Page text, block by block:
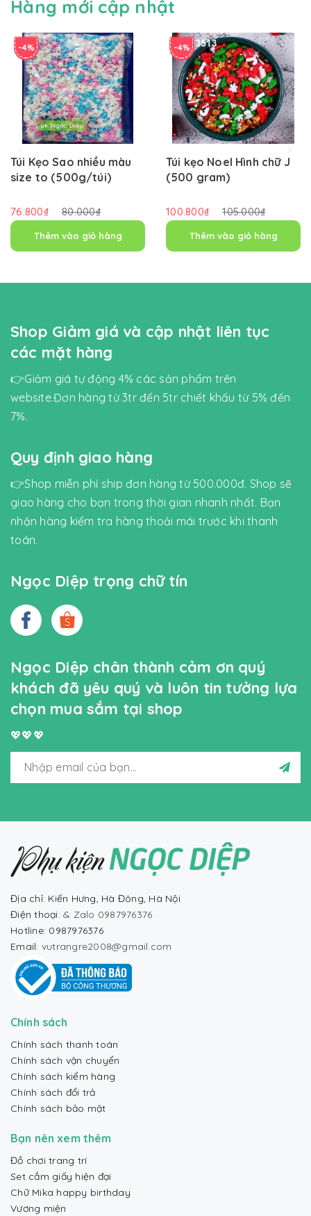
Hàng mới cập nhật
-4%
Túi Kẹo Sao nhiều màu
size to (500g/túi)
76.800₫ 80.000₫
Thêm vào giỏ hàng
-4%
Túi kẹo Noel Hình chữ J
(500 gram)
100.800₫ 105.000₫
Thêm vào giỏ hàng
Shop Giảm giá và cập nhật liên tục
các mặt hàng
👉Giảm giá tự động 4% các sản phẩm trên
website.Đơn hàng từ 3tr đến 5tr chiết khấu từ 5% đến
7%.
Quy định giao hàng
👉Shop miễn phí ship đơn hàng từ 500.000đ. Shop sẽ
giao hàng cho bạn trong thời gian nhanh nhất. Bạn
nhận hàng kiểm tra hàng thoải mái trước khi thanh
toán.
Ngọc Diệp trọng chữ tín
Ngọc Diệp chân thành cảm ơn quý
khách đã yêu quý và luôn tin tưởng lựa
chọn mua sắm tại shop
💖💖💖
Địa chỉ: Kiến Hưng, Hà Đông, Hà Nội
Điện thoại: & Zalo 0987976376
Hotline: 0987976376
Email: vutrangre2008@gmail.com
Chính sách
Chính sách thanh toán
Chính sách vận chuyển
Chính sách kiểm hàng
Chính sách đổi trả
Chính sách bảo mật
Bạn nên xem thêm
Đồ chơi trang trí
Set cắm giấy hiện đại
Chữ Mika happy birthday
Vương miện